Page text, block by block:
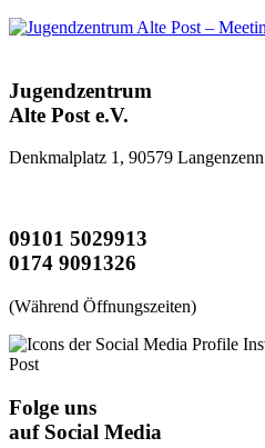
Jugendzentrum
Alte Post e.V.
Denkmalplatz 1, 90579 Langenzenn
09101 5029913
0174 9091326
(Während Öffnungszeiten)
Folge uns
auf Social Media